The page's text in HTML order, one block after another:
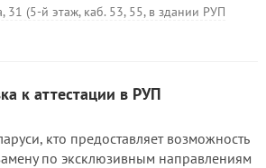
31 (5-й этаж, каб. 53, 55, в здании РУП
к аттестации в РУП
кто предоставляет возможность
по эксклюзивным направлениям